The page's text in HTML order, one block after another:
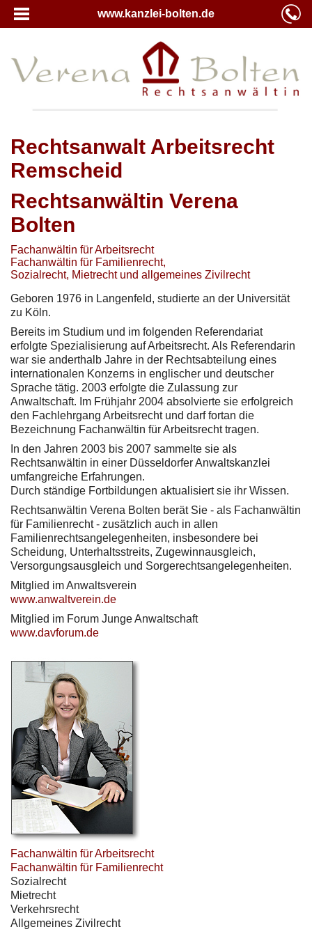
www.kanzlei-bolten.de
Rechtsanwalt Arbeitsrecht
Remscheid
Rechtsanwältin Verena
Bolten
Fachanwältin für Arbeitsrecht
Fachanwältin für Familienrecht,
Sozialrecht, Mietrecht und allgemeines Zivilrecht
Geboren 1976 in Langenfeld, studierte an der Universität
zu Köln.
Bereits im Studium und im folgenden Referendariat
erfolgte Spezialisierung auf Arbeitsrecht. Als Referendarin
war sie anderthalb Jahre in der Rechtsabteilung eines
internationalen Konzerns in englischer und deutscher
Sprache tätig. 2003 erfolgte die Zulassung zur
Anwaltschaft. Im Frühjahr 2004 absolvierte sie erfolgreich
den Fachlehrgang Arbeitsrecht und darf fortan die
Bezeichnung Fachanwältin für Arbeitsrecht tragen.
In den Jahren 2003 bis 2007 sammelte sie als
Rechtsanwältin in einer Düsseldorfer Anwaltskanzlei
umfangreiche Erfahrungen.
Durch ständige Fortbildungen aktualisiert sie ihr Wissen.
Rechtsanwältin Verena Bolten berät Sie - als Fachanwältin
für Familienrecht - zusätzlich auch in allen
Familienrechtsangelegenheiten, insbesondere bei
Scheidung, Unterhaltsstreits, Zugewinnausgleich,
Versorgungsausgleich und Sorgerechtsangelegenheiten.
Mitglied im Anwaltsverein
www.anwaltverein.de
Mitglied im Forum Junge Anwaltschaft
www.davforum.de
Fachanwältin für Arbeitsrecht
Fachanwältin für Familienrecht
Sozialrecht
Mietrecht
Verkehrsrecht
Allgemeines Zivilrecht